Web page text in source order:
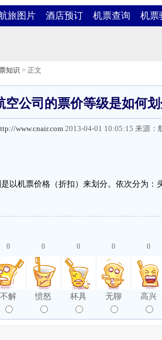
旅图片 酒店预订 机票查询 机票
知识 > 正文
空公司的票价等级是如何
www.cnair.com 2013-04-01 10:05:15 来源：
以机票价格（折扣）来划分。依次分为：
0
不解
0
愤怒
0
杯具
0
无聊
0
高兴